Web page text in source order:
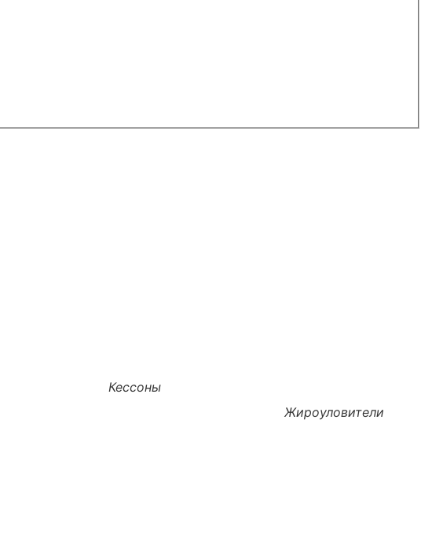
Кессоны
Жироуловители